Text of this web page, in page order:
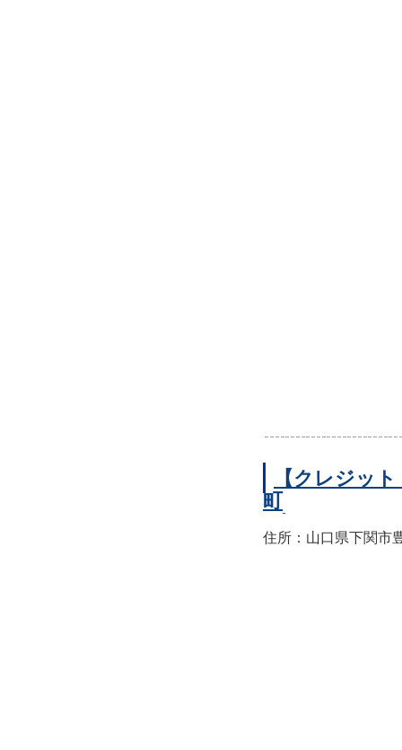
【クレジッ
町
住所：山口県下関市